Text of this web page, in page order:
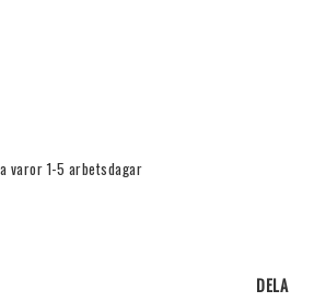
varor 1-5 arbetsdagar
DELA